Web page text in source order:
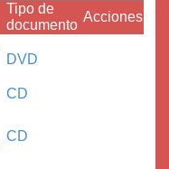
Tipo de
documento
Acciones
DVD
CD
CD